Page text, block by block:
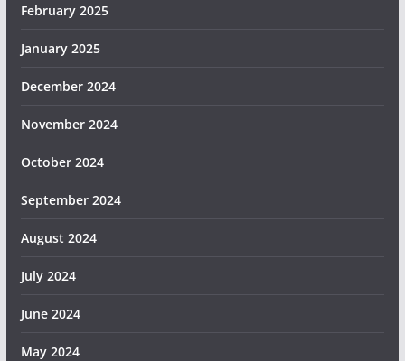
February 2025
January 2025
December 2024
November 2024
October 2024
September 2024
August 2024
July 2024
June 2024
May 2024